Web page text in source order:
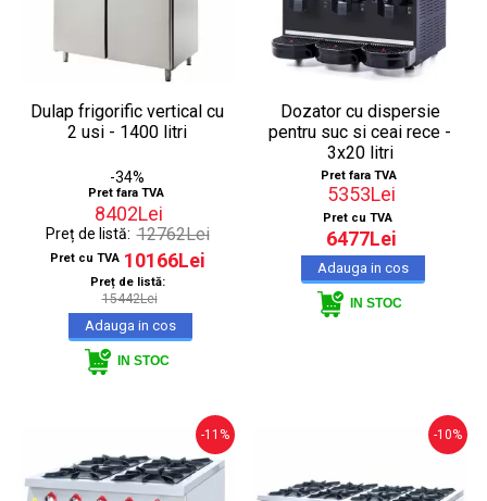
Dulap frigorific vertical cu
2 usi - 1400 litri
-34%
Pret fara TVA
8402Lei
Preț de listă: 12762Lei
Pret cu TVA 10166Lei
Preț de listă:
15442Lei
IN STOC
Dozator cu dispersie
pentru suc si ceai rece -
3x20 litri
Pret fara TVA
5353Lei
Pret cu TVA
6477Lei
IN STOC
-11% -10%